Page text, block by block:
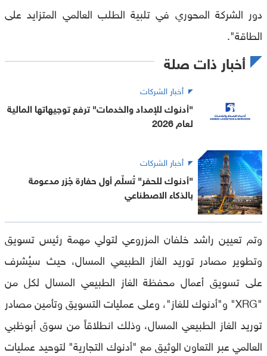
دور الشركة المحوري في تلبية الطلب العالمي المتزايد على
الطاقة".
أخبار ذات صلة
أخبار الشركات
"أدنوك للإمداد والخدمات" ترفع توجيهاتها المالية
لعام 2026
أخبار الشركات
"أدنوك للحفر" تُسلّم أول حفارة جُزر مدعومة
بالذكاء الاصطناعي
وتم تعيين راشد خلفان المزروعي لتولي مهمة رئيس تسويق
وتطوير مصادر توريد الغاز الطبيعي المسال، حيث سيُشرف
على تسويق أعمال محفظة الغاز الطبيعي المسال لكل من
"XRG" و"أدنوك للغاز"، وعلى عمليات التسويق وتأمين مصادر
توريد الغاز الطبيعي المسال، وذلك انطلاقاً من سوق أبوظبي
العالمي عبر التعاون الوثيق مع "أدنوك التجارية" لتوحيد عمليات